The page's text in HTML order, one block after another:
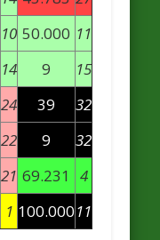
10 50.000 11
14 9
15
24 39
32
22 9
32
21 69.231
4
1 100.00011